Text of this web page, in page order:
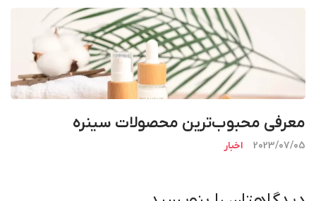
معرفی محبوب‌ترین محصولات سینره
2023/07/05 اخبار